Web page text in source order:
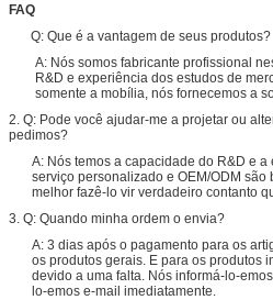
FAQ
Q: Que é a vantagem de seus produtos?
A: Nós somos fabricante profissional
R&D e experiência dos estudos de
somente a mobília, nós fornecemos a
2. Q: Pode você ajudar-me a projetar ou
pedimos?
A: Nós temos a capacidade do R&D e
serviço personalizado e OEM/ODM
melhor fazê-lo vir verdadeiro contanto
3. Q: Quando minha ordem o envia?
A: 3 dias após o pagamento para os
os produtos gerais. E para os produtos
devido a uma falta. Nós informá-lo-
lo-emos e-mail imediatamente.